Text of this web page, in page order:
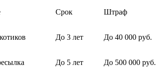
Срок Штраф
До 3 лет До 40 000 руб.
До 5 лет До 500 000 руб.